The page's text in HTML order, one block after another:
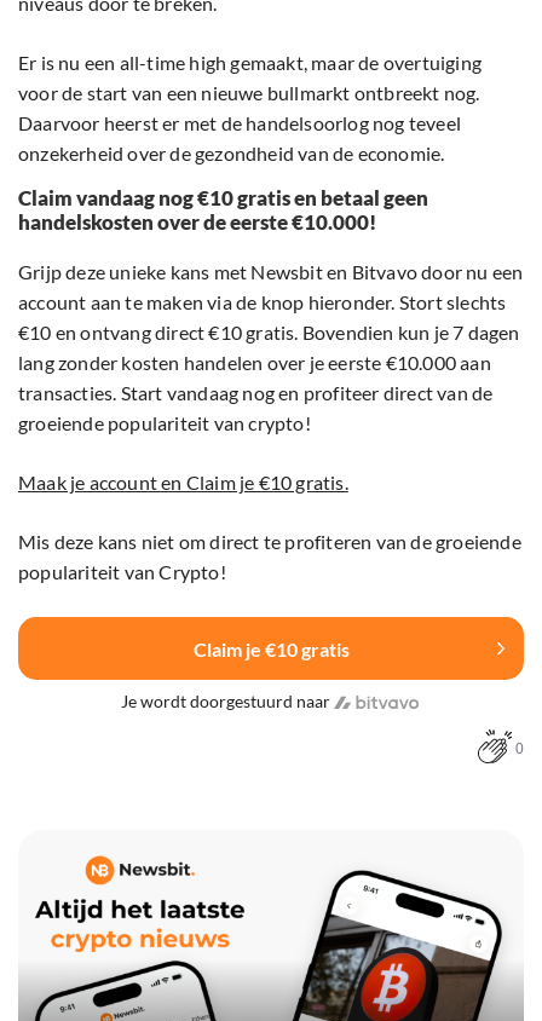
Er is nu een all-time high gemaakt, maar de overtuiging
voor de start van een nieuwe bullmarkt ontbreekt nog.
Daarvoor heerst er met de handelsoorlog nog teveel
onzekerheid over de gezondheid van de economie.
Claim vandaag nog €10 gratis en betaal geen
handelskosten over de eerste €10.000!
Grijp deze unieke kans met Newsbit en Bitvavo door nu een
account aan te maken via de knop hieronder. Stort slechts
€10 en ontvang direct €10 gratis. Bovendien kun je 7 dagen
lang zonder kosten handelen over je eerste €10.000 aan
transacties. Start vandaag nog en profiteer direct van de
groeiende populariteit van crypto!
Maak je account en Claim je €10 gratis.
Mis deze kans niet om direct te profiteren van de groeiende
populariteit van Crypto!
Claim je €10 gratis
Je wordt doorgestuurd naar
0